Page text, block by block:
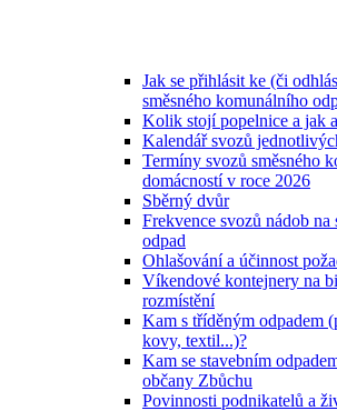
Jak se přihlásit ke (či
směsného komunálního
Kolik stojí popelnice a jak
Kalendář svozů
Termíny svozů směsného
domácností v roce 2026
Sběrný dvůr
Frekvence svozů nádob
odpad
Ohlašování a účinnost
Víkendové kontejnery na
rozmístění
Kam s tříděným odpadem
kovy, textil...)?
Kam se stavebním
občany Zbůchu
Povinnosti podnikatelů a